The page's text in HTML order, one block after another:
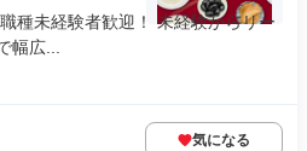
種未経験者歓迎！ 未経験からリー
幅広...
気になる